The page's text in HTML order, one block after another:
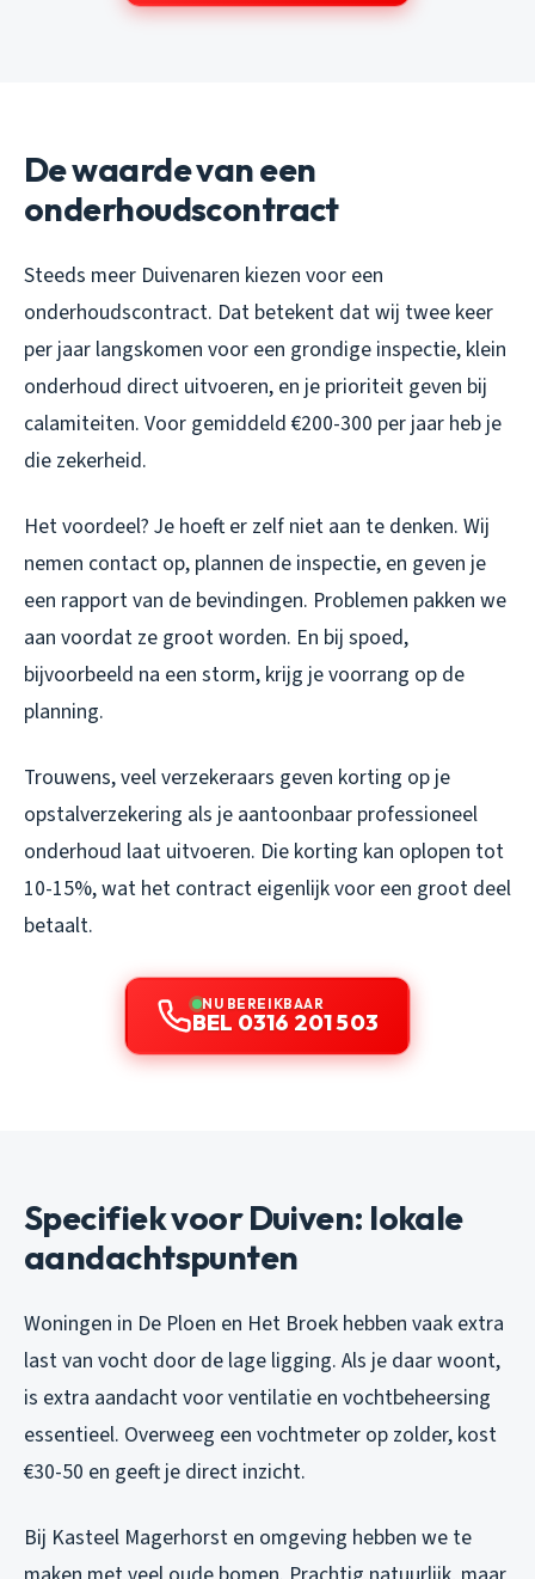
De waarde van een
onderhoudscontract
Steeds meer Duivenaren kiezen voor een
onderhoudscontract. Dat betekent dat wij twee keer
per jaar langskomen voor een grondige inspectie, klein
onderhoud direct uitvoeren, en je prioriteit geven bij
calamiteiten. Voor gemiddeld €200-300 per jaar heb je
die zekerheid.
Het voordeel? Je hoeft er zelf niet aan te denken. Wij
nemen contact op, plannen de inspectie, en geven je
een rapport van de bevindingen. Problemen pakken we
aan voordat ze groot worden. En bij spoed,
bijvoorbeeld na een storm, krijg je voorrang op de
planning.
Trouwens, veel verzekeraars geven korting op je
opstalverzekering als je aantoonbaar professioneel
onderhoud laat uitvoeren. Die korting kan oplopen tot
10-15%, wat het contract eigenlijk voor een groot deel
betaalt.
NU BEREIKBAAR
BEL 0316 201 503
Specifiek voor Duiven: lokale
aandachtspunten
Woningen in De Ploen en Het Broek hebben vaak extra
last van vocht door de lage ligging. Als je daar woont,
is extra aandacht voor ventilatie en vochtbeheersing
essentieel. Overweeg een vochtmeter op zolder, kost
€30-50 en geeft je direct inzicht.
Bij Kasteel Magerhorst en omgeving hebben we te